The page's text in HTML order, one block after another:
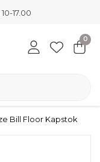
17.00
0
Bill Floor Kapstok